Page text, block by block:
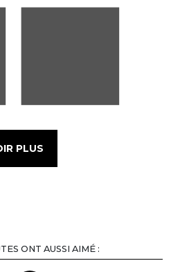
PLUS
ONT AUSSI AIMÉ :